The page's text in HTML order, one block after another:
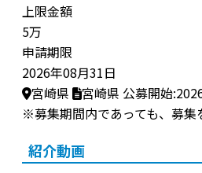
上限金額
5万
申請期限
2026年08月31日
宮崎県
宮崎県 公募開始
※募集期間内であっても、募集
紹介動画